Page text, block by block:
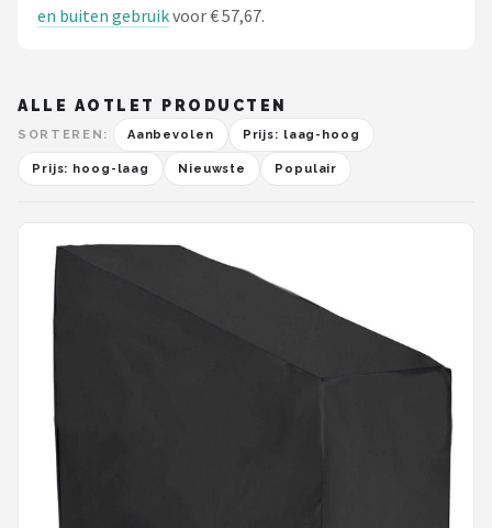
en buiten gebruikvoor € 57,67.
ALLE AOTLET PRODUCTEN
SORTEREN: Aanbevolen Prijs: laag-hoog
Prijs: hoog-laag Nieuwste Populair